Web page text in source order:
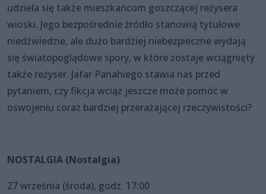
udziela się także mieszkańcom goszczącej reżysera
wioski. Jego bezpośrednie źródło stanowią tytułowe
niedźwiedzie, ale dużo bardziej niebezpieczne wydają
się światopoglądowe spory, w które zostaje wciągnięty
także reżyser. Jafar Panahiego stawia nas przed
pytaniem, czy fikcja wciąż jeszcze może pomóc w
oswojeniu coraz bardziej przerażającej rzeczywistości?
NOSTALGIA (Nostalgia)
27 września (środa), godz. 17:00